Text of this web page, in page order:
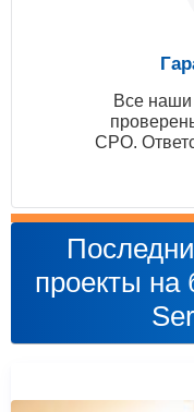
Все
СРО.
проекты на